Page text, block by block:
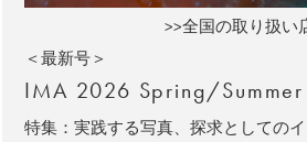
>>全国の取り扱い
＜最新号＞
IMA 2026 Spring/
特集：実践する写真、探求としての